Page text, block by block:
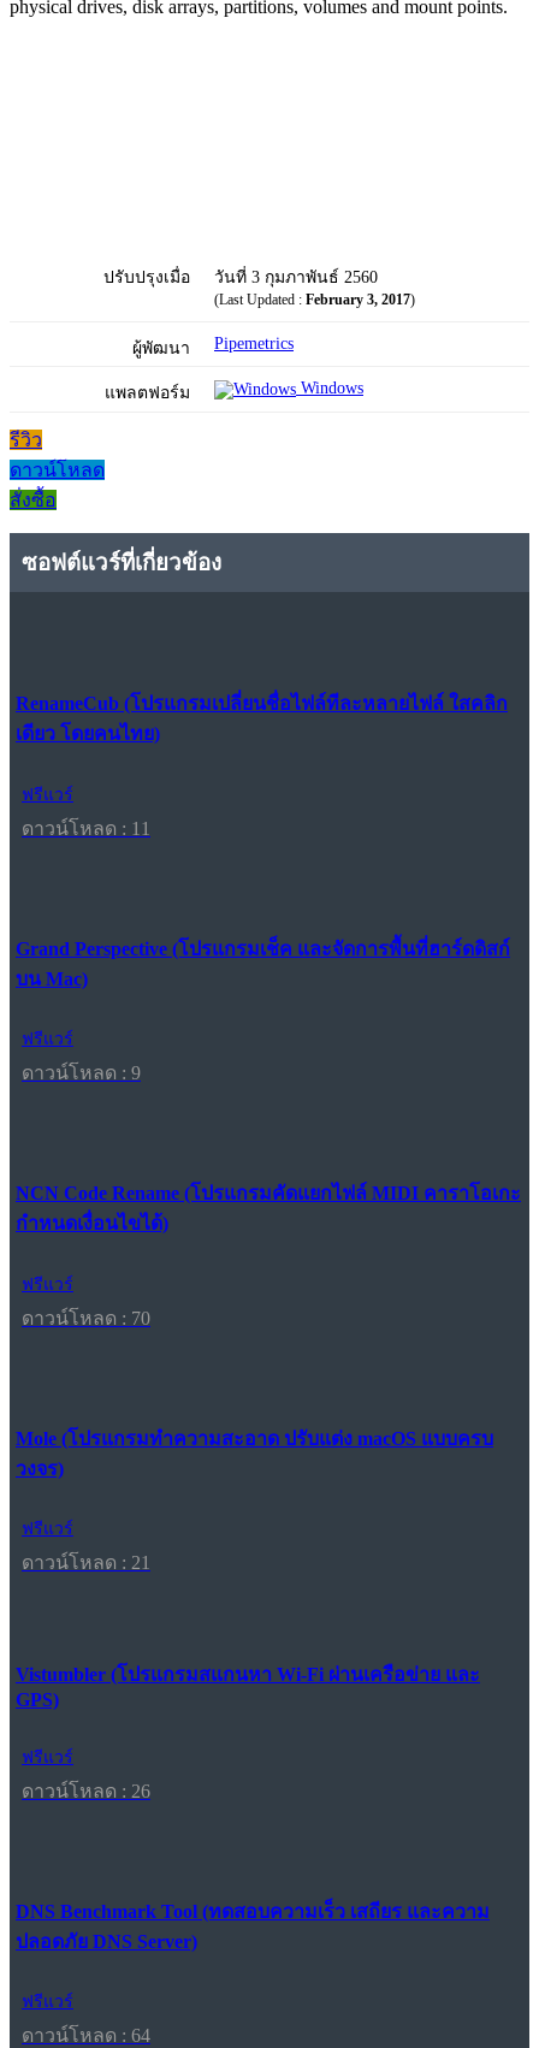
physical drives, disk arrays, partitions, volumes and mount points.
ปรับปรุงเมื่อ วันที่ 3 กุมภาพันธ์ 2560
(Last Updated : February 3, 2017)
ผู้พัฒนา Pipemetrics
แพลตฟอร์ม Windows
รีวิว
ดาวน์โหลด
สั่งซื้อ
ซอฟต์แวร์ที่เกี่ยวข้อง
RenameCub (โปรแกรมเปลี่ยนชื่อไฟล์ทีละหลายไฟล์ ใสคลิก
เดียว โดยคนไทย)
ฟรีแวร์
ดาวน์โหลด : 11
Grand Perspective (โปรแกรมเช็ค และจัดการพื้นที่ฮาร์ดดิสก์
บน Mac)
ฟรีแวร์
ดาวน์โหลด : 9
NCN Code Rename (โปรแกรมคัดแยกไฟล์ MIDI คาราโอเกะ
กำหนดเงื่อนไขได้)
ฟรีแวร์
ดาวน์โหลด : 70
Mole (โปรแกรมทำความสะอาด ปรับแต่ง macOS แบบครบ
วงจร)
ฟรีแวร์
ดาวน์โหลด : 21
Vistumbler (โปรแกรมสแกนหา Wi-Fi ผ่านเครือข่าย และ
GPS)
ฟรีแวร์
ดาวน์โหลด : 26
DNS Benchmark Tool (ทดสอบความเร็ว เสถียร และความ
ปลอดภัย DNS Server)
ฟรีแวร์
ดาวน์โหลด : 64